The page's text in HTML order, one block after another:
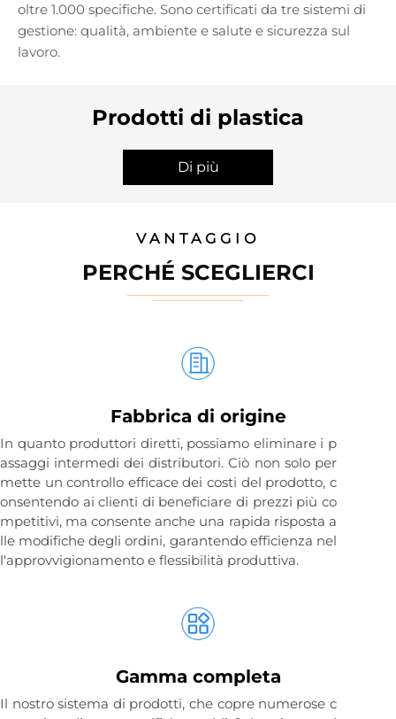
oltre 1.000 specifiche. Sono certificati da tre sistemi di
gestione: qualità, ambiente e salute e sicurezza sul
lavoro.
Prodotti di plastica
Di più
VANTAGGIO
PERCHÉ SCEGLIERCI
Fabbrica di origine
In quanto produttori diretti, possiamo eliminare i p
assaggi intermedi dei distributori. Ciò non solo per
mette un controllo efficace dei costi del prodotto, c
onsentendo ai clienti di beneficiare di prezzi più co
mpetitivi, ma consente anche una rapida risposta a
lle modifiche degli ordini, garantendo efficienza nel
l'approvvigionamento e flessibilità produttiva.
Gamma completa
Il nostro sistema di prodotti, che copre numerose c